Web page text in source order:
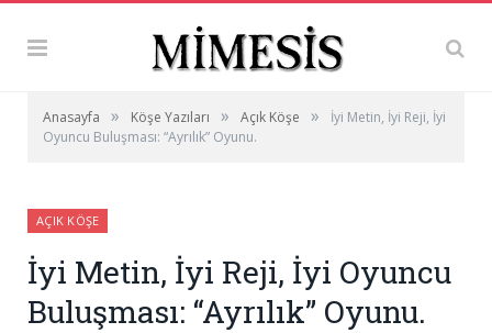
Anasayfa » Köşe Yazıları » Açık Köşe »
İyi Metin, İyi Reji, İyi
Oyuncu Buluşması: “Ayrılık” Oyunu.
AÇIK KÖŞE
İyi Metin, İyi Reji, İyi Oyuncu
Buluşması: “Ayrılık” Oyunu.